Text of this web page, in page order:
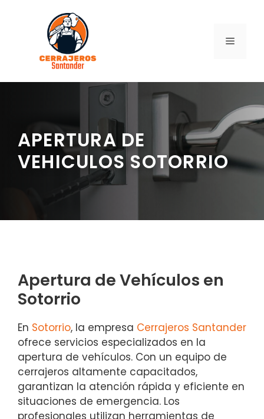
contenido
MENÚ
APERTURA DE
VEHICULOS SOTORRIO
Apertura de Vehículos en
Sotorrio
En Sotorrio, la empresa Cerrajeros Santander
ofrece servicios especializados en la
apertura de vehículos. Con un equipo de
cerrajeros altamente capacitados,
garantizan la atención rápida y eficiente en
situaciones de emergencia. Los
profesionales utilizan herramientas de